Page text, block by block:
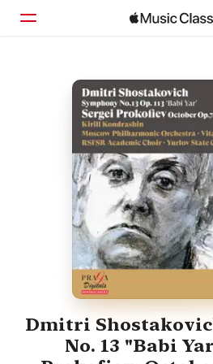
Início
Explorar
Buscar
Dmitri
No. 13 "Babi